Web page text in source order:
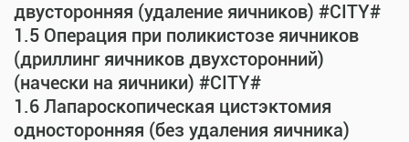
двусторонняя (удаление яичников) #CITY#
1.5 Операция при поликистозе яичников
(дриллинг яичников двухсторонний)
(начески на яичники) #CITY#
1.6 Лапароскопическая цистэктомия
односторонняя (без удаления яичника)